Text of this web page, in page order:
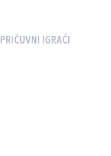
PRIČUVNI IGRAČI